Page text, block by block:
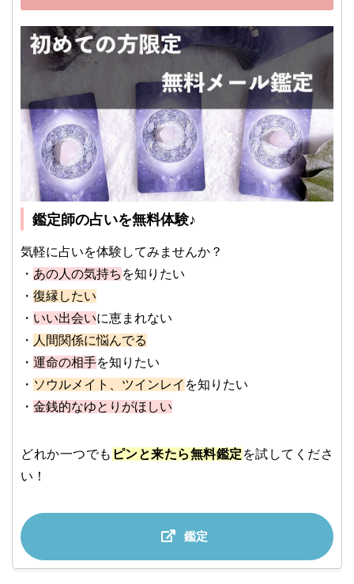
鑑定師の占いを無料体験♪
気軽に占いを体験してみませんか？
・ あの人の気持ち を知りたい
・ 復縁したい
・ いい出会いに恵まれない
・ 人間関係に悩んでる
・ 運命の相手を知りたい
・ ソウルメイト、ツインレイ を知りたい
・ 金銭的なゆとりがほしい
どれか一つでも ピンと来たら無料鑑定 を試してくださ
い！
鑑定